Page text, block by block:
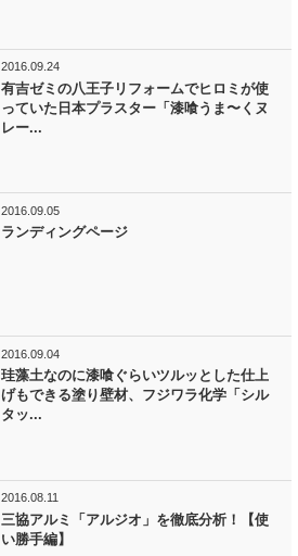
2016.09.24
有吉ゼミの八王子リフォームでヒロミが使
っていた日本プラスター「漆喰うま〜くヌ
レー...
2016.09.05
ランディングページ
2016.09.04
珪藻土なのに漆喰ぐらいツルッとした仕上
げもできる塗り壁材、フジワラ化学「シル
タッ...
2016.08.11
三協アルミ「アルジオ」を徹底分析！【使
い勝手編】